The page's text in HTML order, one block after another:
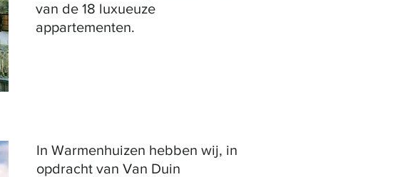
van de 18 luxueuze
appartementen.
In Warmenhuizen hebben wij, in
opdracht van Van Duin